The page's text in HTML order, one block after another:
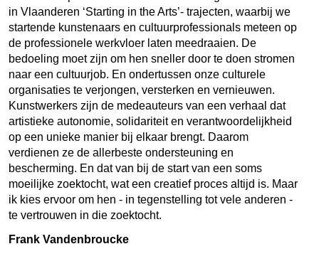
in Vlaanderen ‘Starting in the Arts’- trajecten, waarbij we
startende kunstenaars en cultuurprofessionals meteen op
de professionele werkvloer laten meedraaien. De
bedoeling moet zijn om hen sneller door te doen stromen
naar een cultuurjob. En ondertussen onze culturele
organisaties te verjongen, versterken en vernieuwen.
Kunstwerkers zijn de medeauteurs van een verhaal dat
artistieke autonomie, solidariteit en verantwoordelijkheid
op een unieke manier bij elkaar brengt. Daarom
verdienen ze de allerbeste ondersteuning en
bescherming. En dat van bij de start van een soms
moeilijke zoektocht, wat een creatief proces altijd is. Maar
ik kies ervoor om hen - in tegenstelling tot vele anderen -
te vertrouwen in die zoektocht.
Frank Vandenbroucke